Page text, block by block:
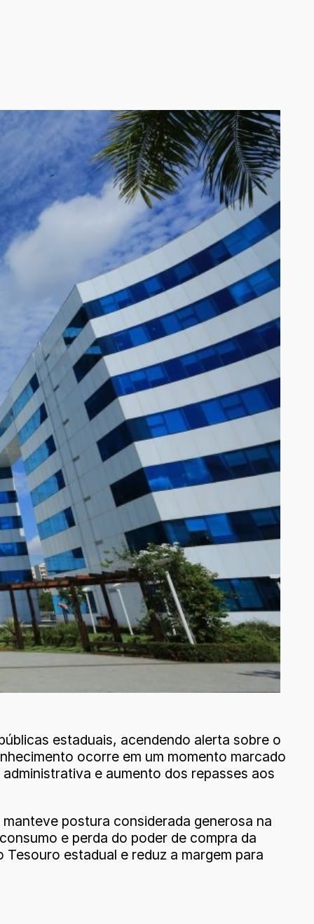
estaduais, acendendo alerta sobre o
ocorre em um momento marcado
e aumento dos repasses aos
postura considerada generosa na
e perda do poder de compra da
estadual e reduz a margem para